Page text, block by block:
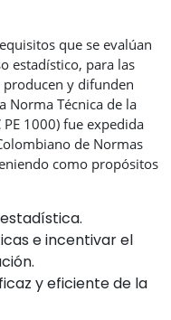
que se evalúan
estadístico, para las
producen y difunden
Norma Técnica de la
PE 1000) fue expedida
de Normas
como propósitos
e incentivar el
y eficiente de la